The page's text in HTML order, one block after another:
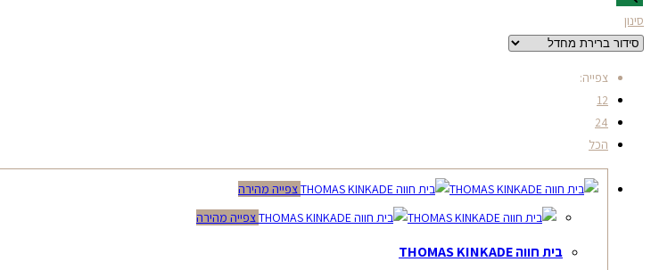
סינון
צפייה:
12
24
הכל
צפייה מהירה
צפייה מהירה
בית חווה THOMAS KINKADE